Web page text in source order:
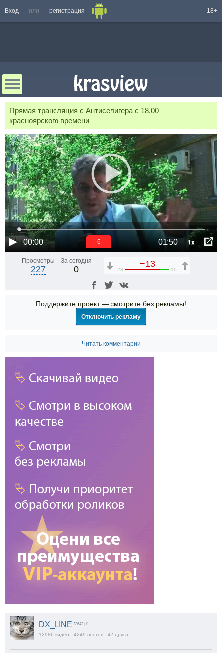
Вход или регистрация 18+
Прямая трансляция с Антиселигера с 18,00
красноярского времени
00:00 01:50 1x
6
Просмотры
227
За сегодня
0
−13
23 10
Поддержите проект — смотрите без рекламы!
Отключить рекламу
Читать комментарии
DX_LINE 23642 | 0
12986 видео 4249 постов 42 друга